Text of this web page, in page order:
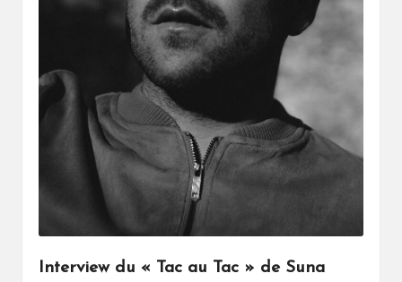
Interview du « Tac au Tac » de Suna